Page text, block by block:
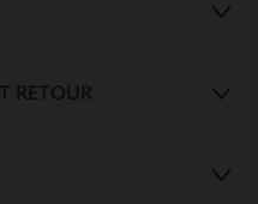
RETOUR